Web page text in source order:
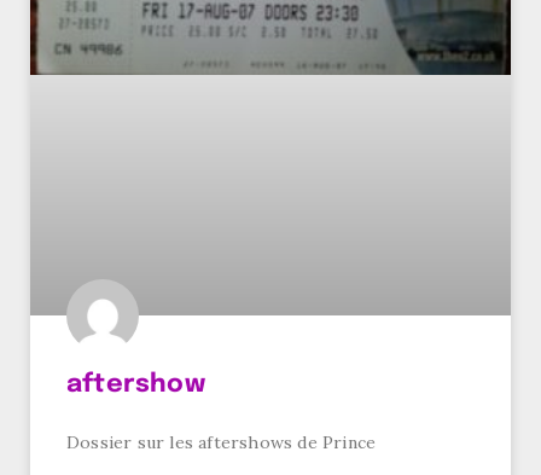
aftershow
Dossier sur les aftershows de Prince